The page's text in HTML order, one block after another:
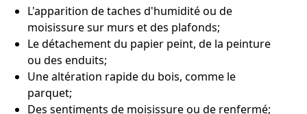
L'apparition de taches d'humidité ou de
moisissure sur murs et des plafonds;
Le détachement du papier peint, de la peinture
ou des enduits;
Une altération rapide du bois, comme le
parquet;
Des sentiments de moisissure ou de renfermé;